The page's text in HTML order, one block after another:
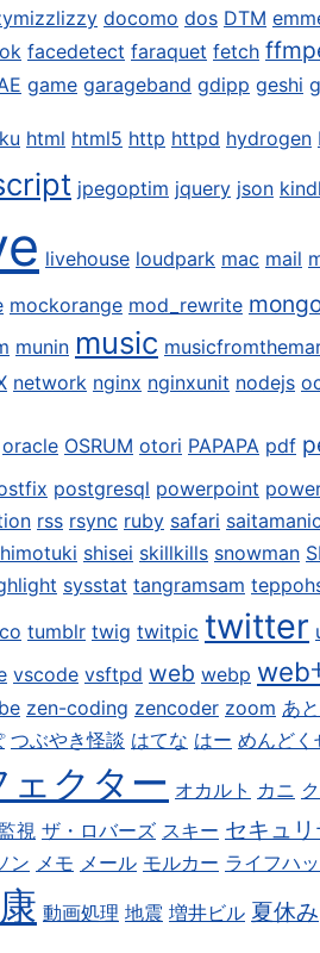
docomo dos DTM
facedetect faraquet fetch
game garageband gdipp geshi
html html5 http httpd hydrogen
jpegoptim jquery json
livehouse loudpark mac mail
mockorange mod_rewrite
munin music
network nginx nginxunit nodejs
oracle OSRUM otori PAPAPA pdf
postgresql powerpoint
rss rsync ruby safari
shisei skillkills snowman
sysstat tangramsam
tumblr twig twitpic twitter
vscode vsftpd web webp web
zen-coding zencoder zoom あ
つぶやき怪談 はてな はー めんどく
ェクター オカルト カニ
視 ザ・ロバーズ スキー セキュリ
ン メモ メール モルカー ライフハ
動画処理 地震 増井ビル 夏休み